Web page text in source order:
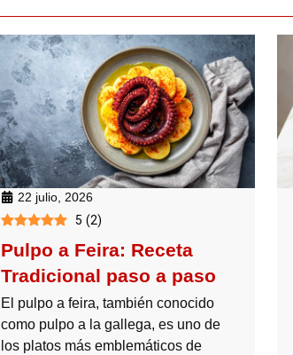
22 julio, 2026
5 (2)
Pulpo a Feira: Receta
Tradicional paso a paso
El pulpo a feira, también conocido
como pulpo a la gallega, es uno de
los platos más emblemáticos de